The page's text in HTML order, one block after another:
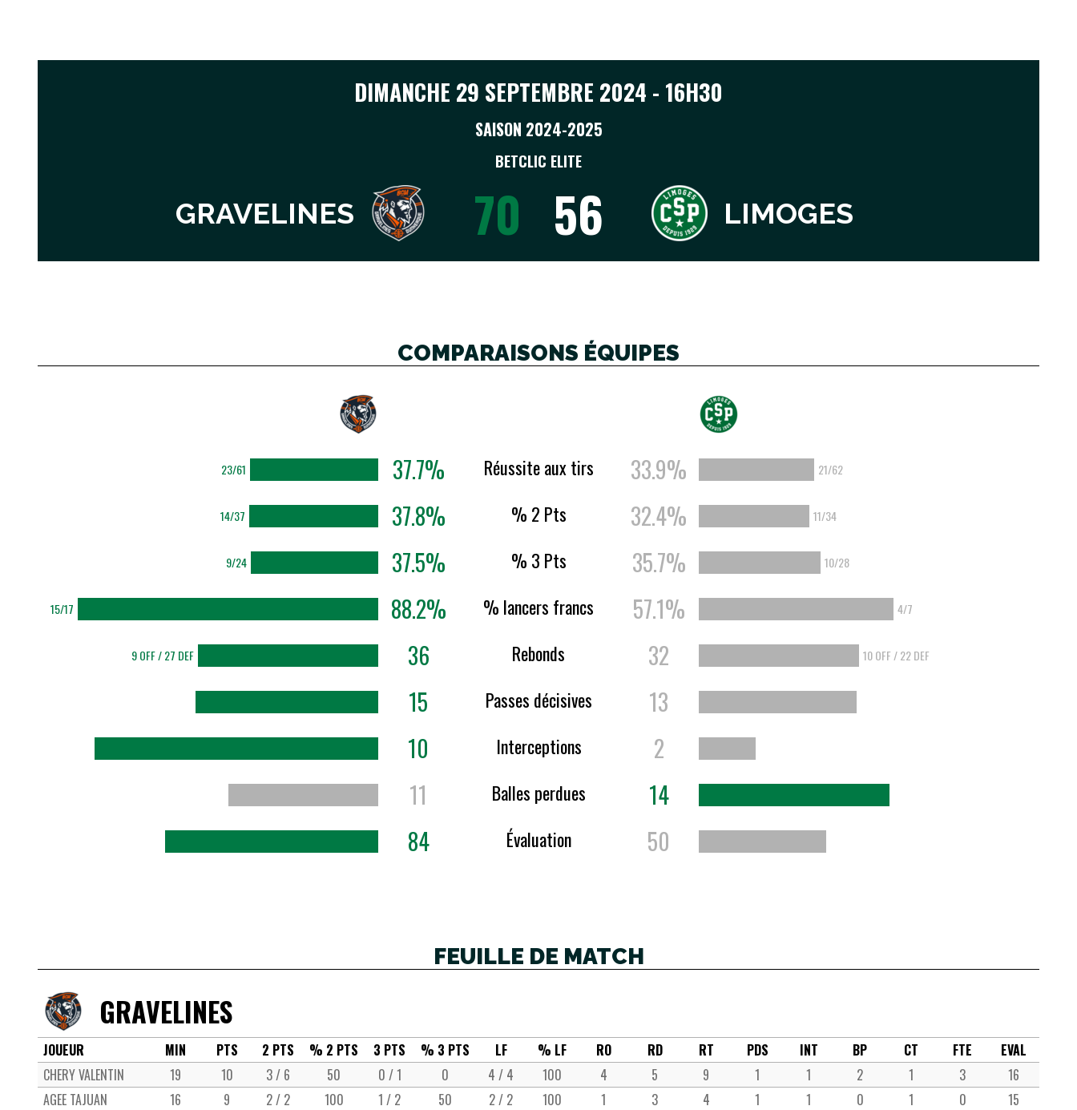
DIMANCHE 29 SEPTEMBRE 2024 - 16H30
SAISON 2024-2025
BETCLIC ELITE
GRAVELINES 70 56 LIMOGES
COMPARAISONS ÉQUIPES
23/61 37.7% Réussite aux tirs 33.9% 21/62
14/37 37.8% % 2 Pts 32.4% 11/34
9/24 37.5% % 3 Pts 35.7% 10/28
15/17 88.2% % lancers francs 57.1% 4/7
9 OFF / 27 DEF 36 Rebonds 32 10 OFF / 22 DEF
15 Passes décisives
13
10
Interceptions
2
11
Balles perdues
14
84
Évaluation 50
FEUILLE DE MATCH
GRAVELINES
JOUEUR MIN PTS 2 PTS % 2 PTS 3 PTS % 3 PTS LF % LF RO RD RT PDS INT BP CT FTE
EVAL
CHERY VALENTIN
19 10 3 / 6 50 0 / 1 0 4 / 4 100 4 5 9 1 1 2 1 3
16
AGEE TAJUAN
16 9 2 / 2 100 1 / 2 50 2 / 2 100 1 3 4 1 1 0 1 0
15